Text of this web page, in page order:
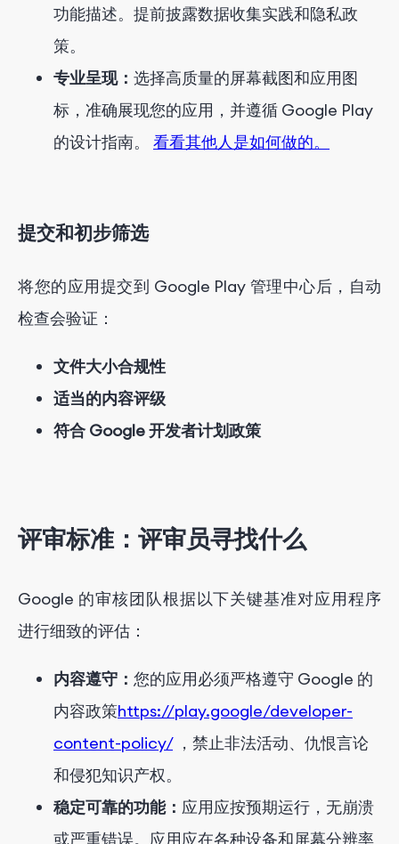
功能描述。提前披露数据收集实践和隐私政
策。
专业呈现： 选择高质量的屏幕截图和应用图
标，准确展现您的应用，并遵循 Google Play
的设计指南。 看看其他人是如何做的。
提交和初步筛选
将您的应用提交到 Google Play 管理中心后，自动
检查会验证：
文件大小合规性
适当的内容评级
符合 Google 开发者计划政策
评审标准：评审员寻找什么
Google 的审核团队根据以下关键基准对应用程序
进行细致的评估：
内容遵守： 您的应用必须严格遵守 Google 的
内容政策https://play.google/developer-
content-policy/ ，禁止非法活动、仇恨言论
和侵犯知识产权。
稳定可靠的功能： 应用应按预期运行，无崩溃
或严重错误。应用应在各种设备和屏幕分辨率